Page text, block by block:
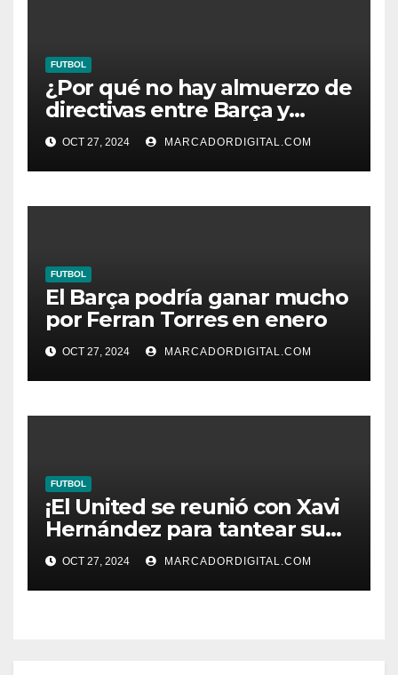
FUTBOL
¿Por qué no hay almuerzo de
directivas entre Barça y
Madrid?
OCT 27, 2024 MARCADORDIGITAL.COM
FUTBOL
El Barça podría ganar mucho
por Ferran Torres en enero
OCT 27, 2024 MARCADORDIGITAL.COM
FUTBOL
¡El United se reunió con Xavi
Hernández para tantear su
fichaje!
OCT 27, 2024 MARCADORDIGITAL.COM